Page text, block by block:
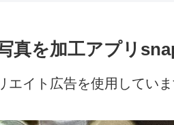
真を加工アプリ
エイト広告を使用していま